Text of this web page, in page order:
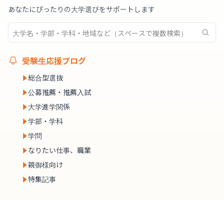
あなたにぴったりの大学選びをサポートします
受験生応援ブログ
総合型選抜
公募推薦・推薦入試
大学進学関係
学部・学科
学問
なりたい仕事、職業
親御様向け
特集記事